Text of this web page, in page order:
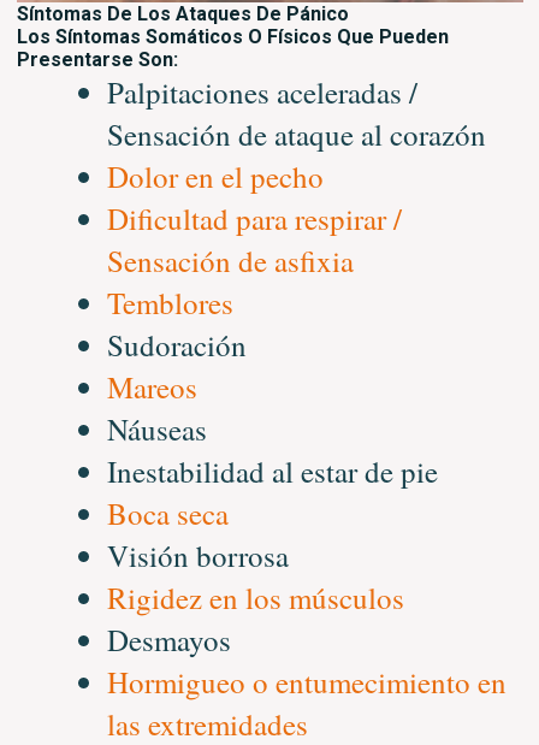
Síntomas De Los Ataques De Pánico
Los Síntomas Somáticos O Físicos Que Pueden
Presentarse Son:
Palpitaciones aceleradas /
Sensación de ataque al corazón
Dolor en el pecho
Dificultad para respirar /
Sensación de asfixia
Temblores
Sudoración
Mareos
Náuseas
Inestabilidad al estar de pie
Boca seca
Visión borrosa
Rigidez en los músculos
Desmayos
Hormigueo o entumecimiento en
las extremidades